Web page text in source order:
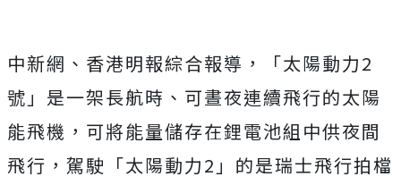
中新網、香港明報綜合報導，「太陽動力2
號」是一架長航時、可晝夜連續飛行的太陽
能飛機，可將能量儲存在鋰電池組中供夜間
飛行，駕駛「太陽動力2」的是瑞士飛行拍檔